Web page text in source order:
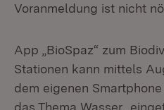
Voranmeldung ist nicht
App „BioSpaz“ zum
Stationen kann mittels
dem eigenen
das Thema Wasser